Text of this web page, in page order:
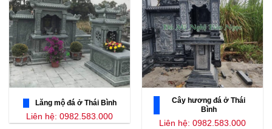
Lăng mộ đá ở Thái Bình
Liên hệ: 0982.583.000
Cây hương đá ở Thái
Bình
Liên hệ: 0982.583.000